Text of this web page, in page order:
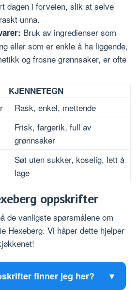
dagen i forveien, slik at selve
unna.
Bruk av ingredienser som
eller som er enkle å ha liggende,
og frosne grønnsaker, er ofte
KJENNETEGN
Rask, enkel, mettende
Frisk, fargerik, full av
grønnsaker
Søt uten sukker, koselig, lett å
lage
oppskrifter
de vanligste spørsmålene om
Hexeberg. Vi håper dette hjelper
finner jeg her?